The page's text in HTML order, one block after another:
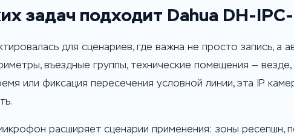
задач подходит Dahua DH-
для сценариев, где важна не просто запись, а
въездные группы, технические помещения —
или фиксация пересечения условной линии, эта IP
расширяет сценарии применения: зоны ресепшн,